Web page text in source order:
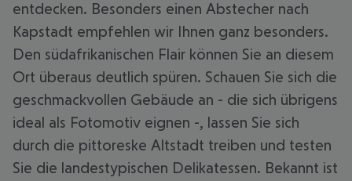
entdecken. Besonders einen Abstecher nach
Kapstadt empfehlen wir Ihnen ganz besonders.
Den südafrikanischen Flair können Sie an diesem
Ort überaus deutlich spüren. Schauen Sie sich die
geschmackvollen Gebäude an - die sich übrigens
ideal als Fotomotiv eignen -, lassen Sie sich
durch die pittoreske Altstadt treiben und testen
Sie die landestypischen Delikatessen. Bekannt ist